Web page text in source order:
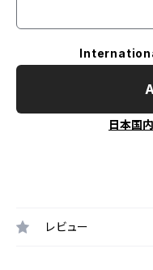
日本国
レビュー